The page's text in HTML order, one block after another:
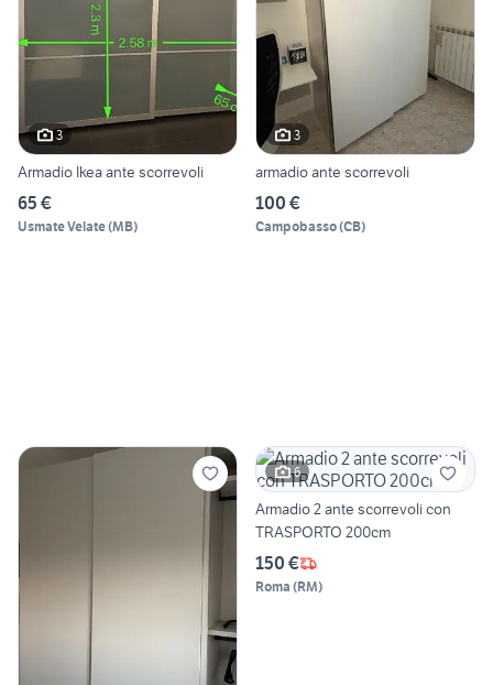
3
Armadio Ikea ante scorrevoli
65 €
Usmate Velate(MB)
3
armadio ante scorrevoli
100 €
Campobasso(CB)
6
Armadio 2 ante scorrevoli con
TRASPORTO 200cm
150 €
Roma (RM)